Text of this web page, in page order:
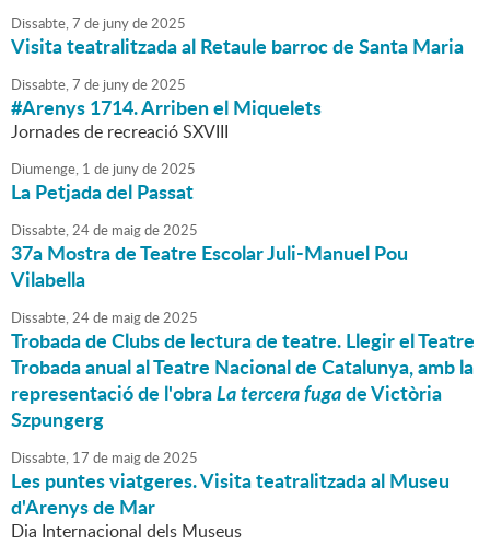
Dissabte,7 de junyde2025
Visita teatralitzada al Retaule barroc de Santa Maria
Dissabte,7 de junyde2025
#Arenys 1714. Arriben el Miquelets
Jornades de recreació SXVIII
Diumenge, 1 de junyde2025
La Petjada del Passat
Dissabte,24de maigde2025
37a Mostra de Teatre Escolar Juli-Manuel Pou
Vilabella
Dissabte,24de maigde2025
Trobada de Clubs de lectura de teatre. Llegir el Teatre
Trobada anual al Teatre Nacional de Catalunya, amb la
representació de l'obraLa tercera fugade Victòria
Szpungerg
Dissabte, 17 de maigde2025
Les puntes viatgeres. Visita teatralitzada al Museu
d'Arenys de Mar
Dia Internacional dels Museus